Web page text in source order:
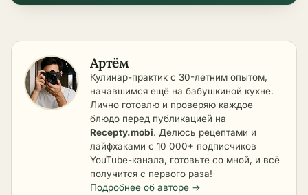
Артём
Кулинар-практик с 30-летним опытом,
начавшимся ещё на бабушкиной кухне.
Лично готовлю и проверяю каждое
блюдо перед публикацией на
Recepty.mobi. Делюсь рецептами и
лайфхаками с 10 000+ подписчиков
YouTube-канала, готовьте со мной, и всё
получится с первого раза!
Подробнее об авторе →